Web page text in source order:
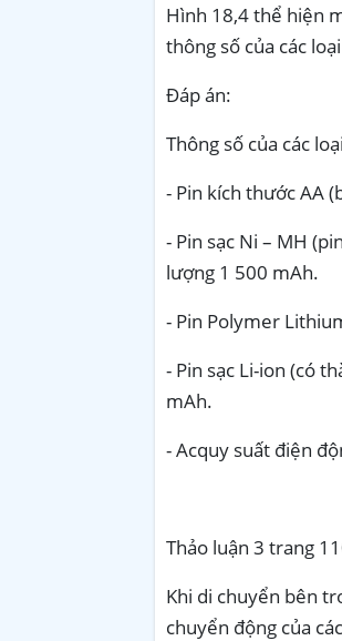
Hình 18,4 thể hiện
thông số của các
Đáp án:
Thông số của các
- Pin kích thước AA
- Pin sạc Ni – MH
lượng 1 500 mAh.
- Pin Polymer
- Pin sạc Li-ion (có
mAh.
- Acquy suất điện
Thảo luận 3 trang
Khi di chuyển bên
chuyển động của